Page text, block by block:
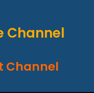
Channel
Channel